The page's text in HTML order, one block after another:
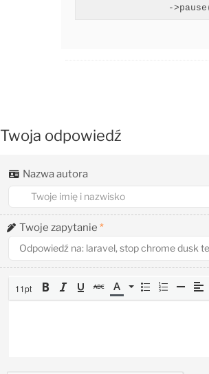
Twoja odpowiedź
Nazwa autora
Twoje zapytanie *
11pt